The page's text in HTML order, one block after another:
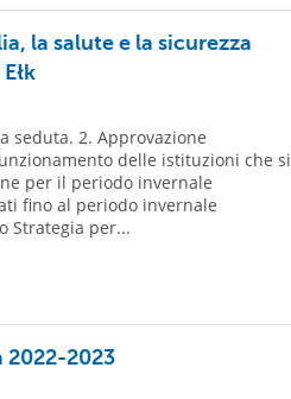
la salute e la sicurezza
seduta. 2. Approvazione
delle istituzioni che si
per il periodo invernale
fino al periodo invernale
Strategia per...
2022-2023